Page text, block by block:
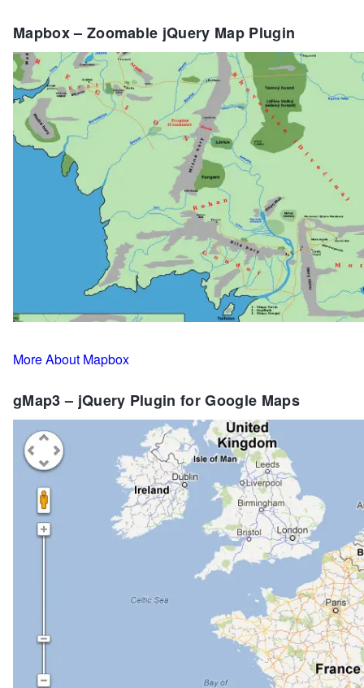
Mapbox – Zoomable jQuery Map Plugin
More About Mapbox
gMap3 – jQuery Plugin for Google Maps